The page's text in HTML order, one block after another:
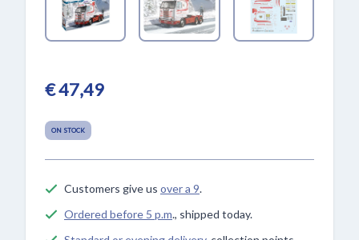
€ 47,49
ON STOCK
Customers give us over a 9.
Ordered before 5 p.m., shipped today.